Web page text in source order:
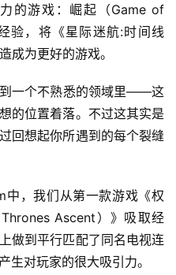
的游戏：崛起（Game of
验，将《星际迷航:时间线
成为更好的游戏。
一个不熟悉的领域里——这
的位置着落。不过这其实是
回想起你所遇到的每个裂缝
，我们从第一款游戏《权
Ascent）》吸取经
做到平行匹配了同名电视连
生对玩家的很大吸引力。